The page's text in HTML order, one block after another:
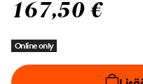
167,50 €
Online only